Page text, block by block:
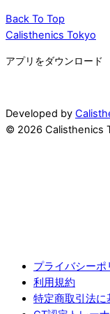
Back To Top
Calisthenics Tokyo
アプリをダウンロード
Developed by
© 2026 Calisthenics
プライバシーポ
利用規約
特定商取引法に